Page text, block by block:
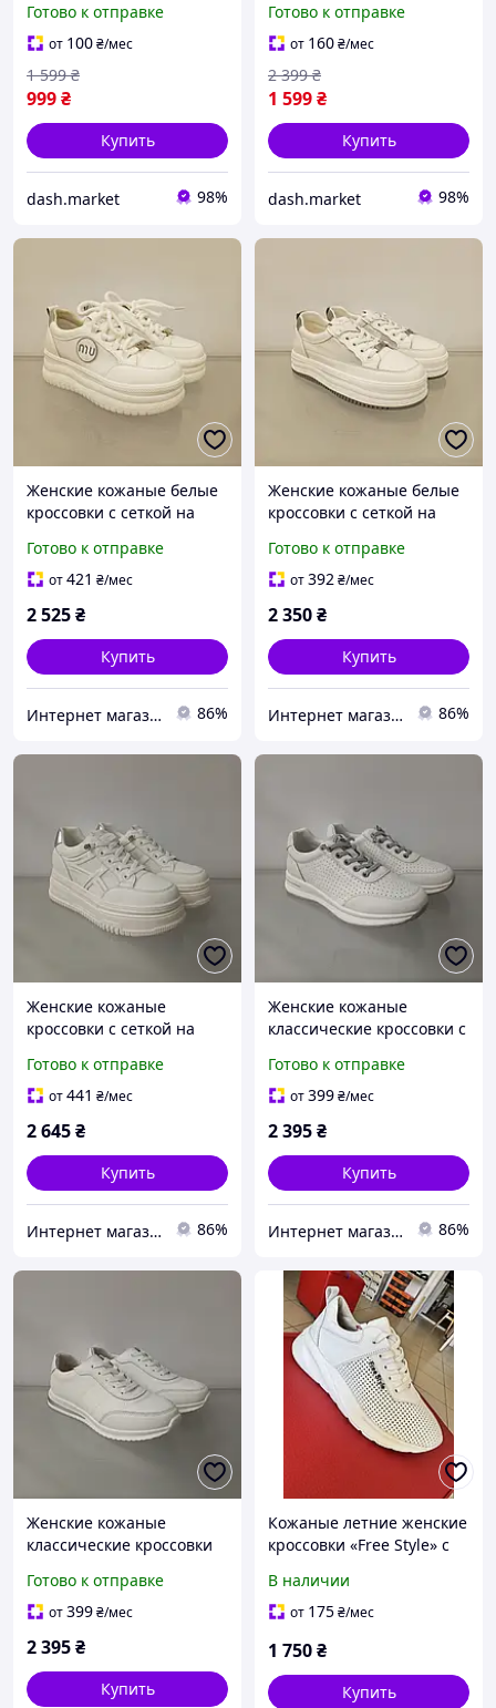
трендовые спортивные
сникерсы на толстой
подошве для девушек
Готово к отправке
от 100₴/мес
999₴
1 599 ₴
Купить
dash.market 98%
подошве дышащие
кроссы на шнурках для
девушек
Готово к отправке
от 160₴/мес
1 599₴
2 399 ₴
Купить
dash.market 98%
Женские кожаные белые
кроссовки с сеткой на
Готово к отправке
от421 ₴/мес
2 525₴
Купить
Интернет магазин "Shoes City" 86%
Женские кожаные белые
кроссовки с сеткой на
Готово к отправке
от392₴/мес
2 350₴
Купить
Интернет магазин "Shoes City" 86%
Женские кожаные
кроссовки с сеткой на
белого цвета
Готово к отправке
от441 ₴/мес
2 645₴
Купить
Интернет магазин "Shoes City" 86%
Женские кожаные
классические кроссовки с
цвета
Готово к отправке
от399₴/мес
2 395₴
Купить
Интернет магазин "Shoes City" 86%
Женские кожаные
классические кроссовки
Готово к отправке
от399₴/мес
2 395₴
Купить
Кожаные летние женские
кроссовки «Free Style» с
белые
В наличии
от 175₴/мес
1 750₴
Купить